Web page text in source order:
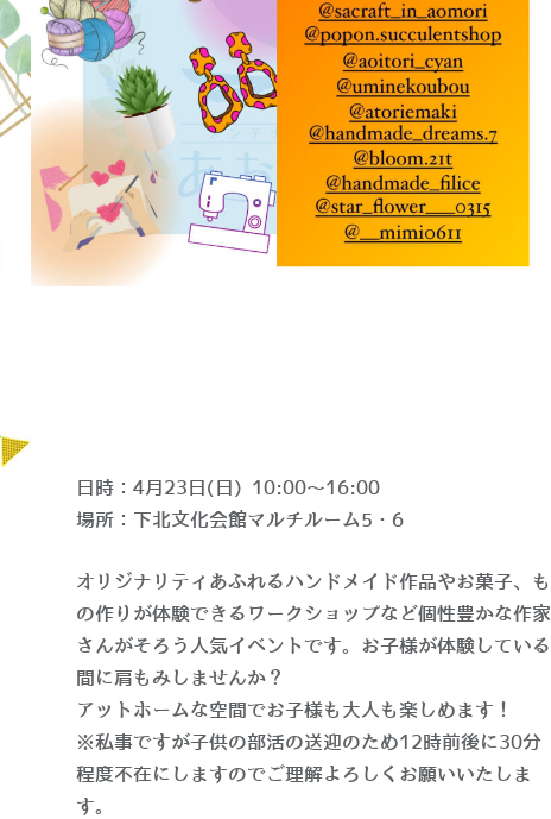
日時：4月23日(日) 10:00〜16:00
場所：下北文化会館マルチルーム5・6
オリジナリティあふれるハンドメイド作品やお菓子、も
の作りが体験できるワークショップなど個性豊かな作家
さんがそろう人気イベントです。お子様が体験している
間に肩もみしませんか？
アットホームな空間でお子様も大人も楽しめます！
※私事ですが子供の部活の送迎のため12時前後に30分
程度不在にしますのでご理解よろしくお願いいたしま
す。